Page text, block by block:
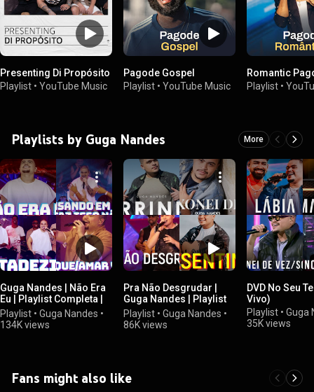
Presenting Di Propósito
Playlist • YouTube Music
Pagode Gospel
Playlist • YouTube Music
Romantic
Playlist •
Playlists by Guga Nandes More
Guga Nandes | Não Era
Eu | Playlist Completa |
As Melhores | Apostas |
Lançamentos | Pagode
Playlist • Guga Nandes •
134K views
Pra Não Desgrudar |
Guga Nandes | Playlist
Completa | Pagode 2021
| Eu pedi pra Deus um
Playlist • Guga Nandes •
86K views
DVD No Seu
Vivo)
Playlist • Guga
35K views
Fans might also like